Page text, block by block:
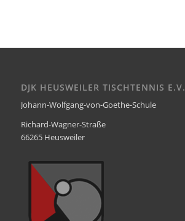
DJK HEUSWEILER TISCHTENNIS E.V.
Johann-Wolfgang-von-Goethe-Schule
Richard-Wagner-Straße
66265 Heusweiler